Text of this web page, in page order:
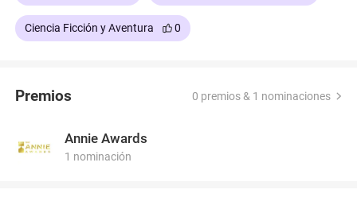
Ciencia Ficción y Aventura 0
Premios 0 premios & 1 nominaciones
Annie Awards
1 nominación